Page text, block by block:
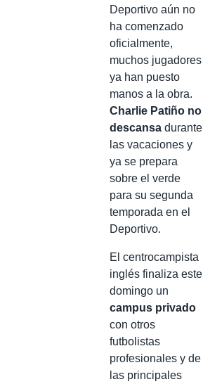
Deportivo aún no
ha comenzado
oficialmente,
muchos jugadores
ya han puesto
manos a la obra.
Charlie Patiño no
descansa durante
las vacaciones y
ya se prepara
sobre el verde
para su segunda
temporada en el
Deportivo.
El centrocampista
inglés finaliza este
domingo un
campus privado
con otros
futbolistas
profesionales y de
las principales